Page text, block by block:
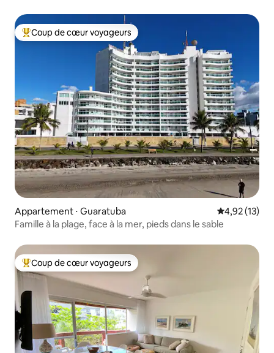
Coups de cœur voyageurs les plus appréciés
Coup de cœur voyageurs
Appartement ⋅ Guaratuba Évaluation
4,92 (13)
Famille à la plage, face à la mer, pieds dans le sable
Coups de cœur voyageurs les plus appréciés
Coup de cœur voyageurs